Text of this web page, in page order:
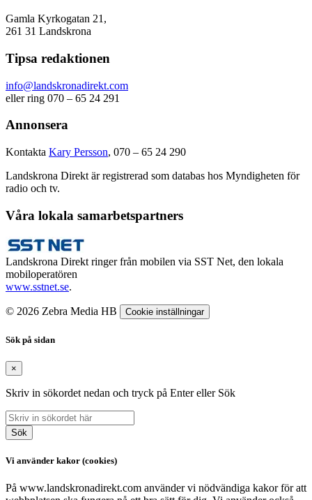
Gamla Kyrkogatan 21,
261 31 Landskrona
Tipsa redaktionen
info@landskronadirekt.com
eller ring 070 – 65 24 291
Annonsera
Kontakta Kary Persson, 070 – 65 24 290
Landskrona Direkt är registrerad som databas hos Myndigheten för
radio och tv.
Våra lokala samarbetspartners
Landskrona Direkt ringer från mobilen via SST Net, den lokala
mobiloperatören
www.sstnet.se.
© 2026 Zebra Media HB Cookie inställningar
Sök på sidan
×
Skriv in sökordet nedan och tryck på Enter eller Sök
Sök
Vi använder kakor (cookies)
På www.landskronadirekt.com använder vi nödvändiga kakor för att